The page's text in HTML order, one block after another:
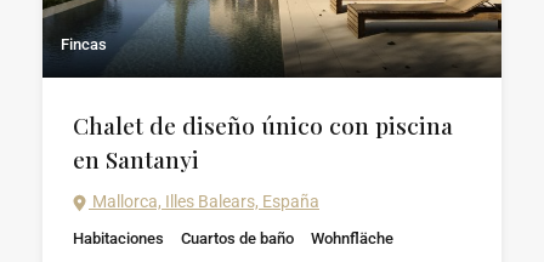
Fincas
Chalet de diseño único con piscina
en Santanyi
Mallorca, Illes Balears, España
Habitaciones
Cuartos de baño
Wohnfläche